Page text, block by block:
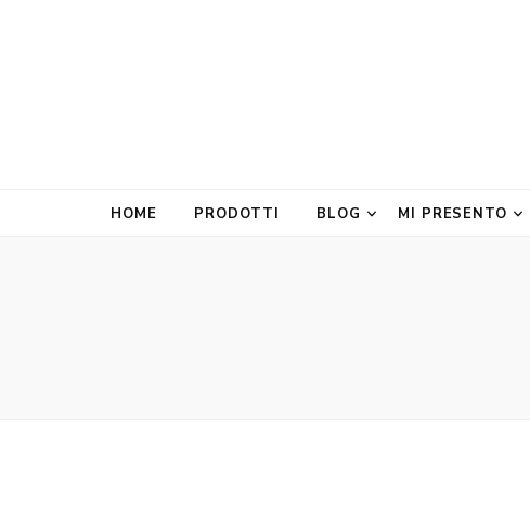
HOME PRODOTTI BLOG MI PRESENTO